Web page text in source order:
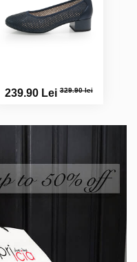
239.90 Lei329.90 lei